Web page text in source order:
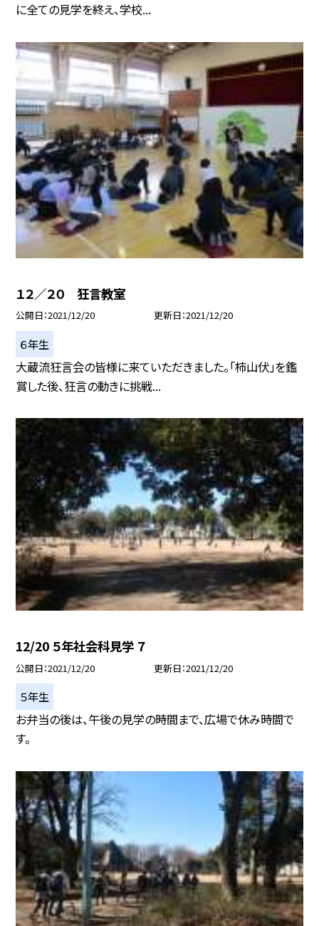
に全ての見学を終え、学校...
１２／２０ 狂言教室
公開日 2021/12/20 更新日 2021/12/20
６年生
大蔵流狂言会の皆様に来ていただきました。「柿山伏」を鑑
賞した後、狂言の動きに挑戦...
12/20 ５年社会科見学 ７
公開日 2021/12/20 更新日 2021/12/20
５年生
お弁当の後は、午後の見学の時間まで、広場で休み時間で
す。